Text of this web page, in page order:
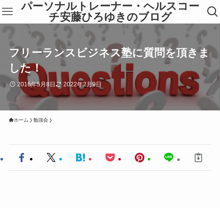
パーソナルトレーナー・ヘルスコー
チ安藤ひろゆきのブログ
フリーランスビジネス塾に質問を頂きま
した！
2016年5月8日 2022年2月9日
ホーム 勉強会